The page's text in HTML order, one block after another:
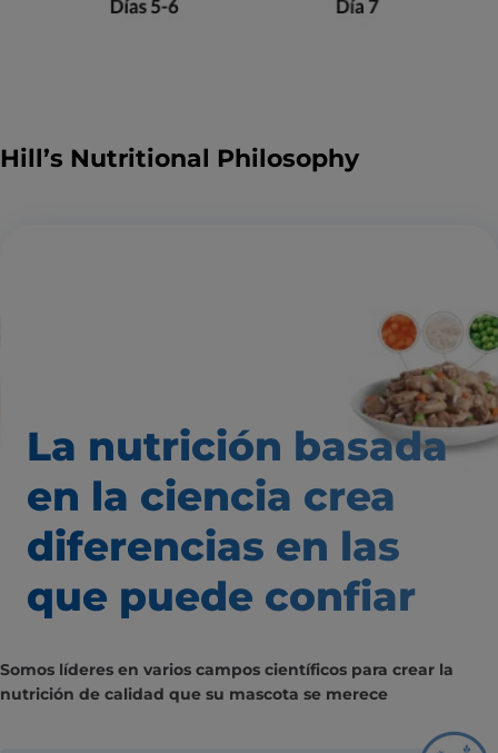
Hill’s Nutritional Philosophy
La nutrición basada
en la ciencia crea
diferencias en las
que puede confiar
Somos líderes en varios campos científicos para crear la
nutrición de calidad que su mascota se merece